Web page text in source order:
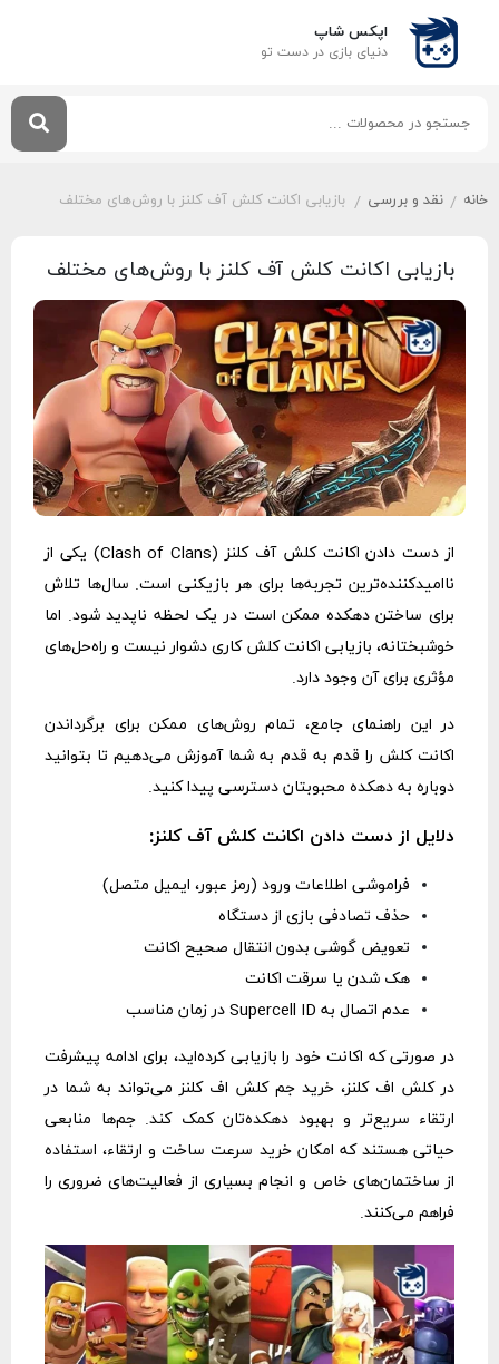
اپکس شاپ
دنیای بازی‌ در دست تو
خانه / نقد و بررسی / بازیابی اکانت کلش آف کلنز با روش‌های مختلف
بازیابی اکانت کلش آف کلنز با روش‌های مختلف
از دست دادن اکانت کلش آف کلنز (Clash of Clans) یکی از
ناامیدکننده‌ترین تجربه‌ها برای هر بازیکنی است. سال‌ها تلاش
برای ساختن دهکده ممکن است در یک لحظه ناپدید شود. اما
خوشبختانه، بازیابی اکانت کلش کاری دشوار نیست و راه‌حل‌های
مؤثری برای آن وجود دارد.
در این راهنمای جامع، تمام روش‌های ممکن برای برگرداندن
اکانت کلش را قدم به قدم به شما آموزش می‌دهیم تا بتوانید
دوباره به دهکده محبوبتان دسترسی پیدا کنید.
دلایل از دست دادن اکانت کلش آف کلنز:
فراموشی اطلاعات ورود (رمز عبور، ایمیل متصل)
حذف تصادفی بازی از دستگاه
تعویض گوشی بدون انتقال صحیح اکانت
هک شدن یا سرقت اکانت
عدم اتصال به Supercell ID در زمان مناسب
در صورتی که اکانت خود را بازیابی کرده‌اید، برای ادامه پیشرفت
در کلش اف کلنز، خرید جم کلش اف کلنز می‌تواند به شما در
ارتقاء سریع‌تر و بهبود دهکده‌تان کمک کند. جم‌ها منابعی
حیاتی هستند که امکان خرید سرعت ساخت و ارتقاء، استفاده
از ساختمان‌های خاص و انجام بسیاری از فعالیت‌های ضروری را
فراهم می‌کنند.